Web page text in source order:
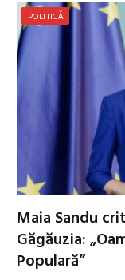
POLITICĂ
Maia Sandu
Găgăuzia:
Populară”